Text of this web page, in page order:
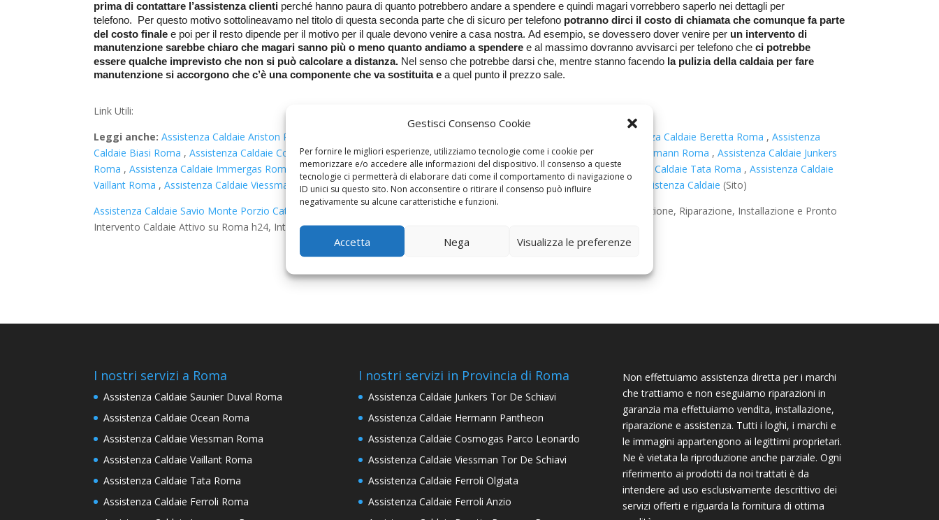
Gestisci Consenso Cookie
Per fornire le migliori esperienze, utilizziamo tecnologie come i cookie per
memorizzare e/o accedere alle informazioni del dispositivo. Il consenso a queste
tecnologie ci permetterà di elaborare dati come il comportamento di navigazione o
ID unici su questo sito. Non acconsentire o ritirare il consenso può influire
negativamente su alcune caratteristiche e funzioni.
Accetta Nega Visualizza le preferenze
prima di contattare l’assistenza clienti perché hanno paura di quanto potrebbero andare a spendere e quindi magari vorrebbero saperlo nei dettagli per
telefono.
Per questo motivo sottolineavamo nel titolo di questa seconda parte che di sicuro per telefono potranno dirci il costo di chiamata che comunque fa parte
del costo finale e poi per il resto dipende per il motivo per il quale devono venire a casa nostra. Ad esempio, se dovessero dover venire per un intervento di
manutenzione sarebbe chiaro che magari sanno più o meno quanto andiamo a spendere e al massimo dovranno avvisarci per telefono che ci potrebbe
essere qualche imprevisto che non si può calcolare a distanza. Nel senso che potrebbe darsi che, mentre stanno facendo la pulizia della caldaia per fare
manutenzione si accorgono che c’è una componente che va sostituita ea quel punto il prezzo sale.
Link Utili:
Leggi anche: Assistenza Caldaie Ariston Roma Assistenza Caldaie Beretta Roma ,Assistenza
Caldaie Biasi Roma ,Assistenza Caldaie Cosmogas Roma,Assistenza Caldaie Saunier Duval Roma , Assistenza Caldaie Hermann Roma ,Assistenza Caldaie Junkers
Roma ,Assistenza Caldaie Immergas Roma ,Assistenza Caldaie Ferroli Roma,Assistenza Caldaie Savio Roma,Assistenza Caldaie Tata Roma ,Assistenza Caldaie
Vaillant Roma ,Assistenza Caldaie Viessman Roma,Assistenza Caldaie Riello Roma,Assistenza Caldaie Ocean Roma Assistenza Caldaie (Sito)
Assistenza Caldaie Savio Monte Porzio Catone
– Assistenza Caldaie Roma: Assistenza Caldaie Roma, Assistenza, Manutenzione, Riparazione, Installazione e Pronto
Intervento Caldaie Attivo su Roma h24, Interventi in giornata. Chiama subito. (Sito)
I nostri servizi a Roma
Assistenza Caldaie Saunier Duval Roma
Assistenza Caldaie Ocean Roma
Assistenza Caldaie Viessman Roma
Assistenza Caldaie Vaillant Roma
Assistenza Caldaie Tata Roma
Assistenza Caldaie Ferroli Roma
I nostri servizi in Provincia di Roma
Assistenza Caldaie Junkers Tor De Schiavi
Assistenza Caldaie Hermann Pantheon
Assistenza Caldaie Cosmogas Parco Leonardo
Assistenza Caldaie Viessman Tor De Schiavi
Assistenza Caldaie Ferroli Olgiata
Assistenza Caldaie Ferroli Anzio
Non effettuiamo assistenza diretta per i marchi
che trattiamo e non eseguiamo riparazioni in
garanzia ma effettuiamo vendita, installazione,
riparazione e assistenza. Tutti i loghi, i marchi e
le immagini appartengono ai legittimi proprietari.
Ne è vietata la riproduzione anche parziale. Ogni
riferimento ai prodotti da noi trattati è da
intendere ad uso esclusivamente descrittivo dei
servizi offerti e riguarda la fornitura di ottima